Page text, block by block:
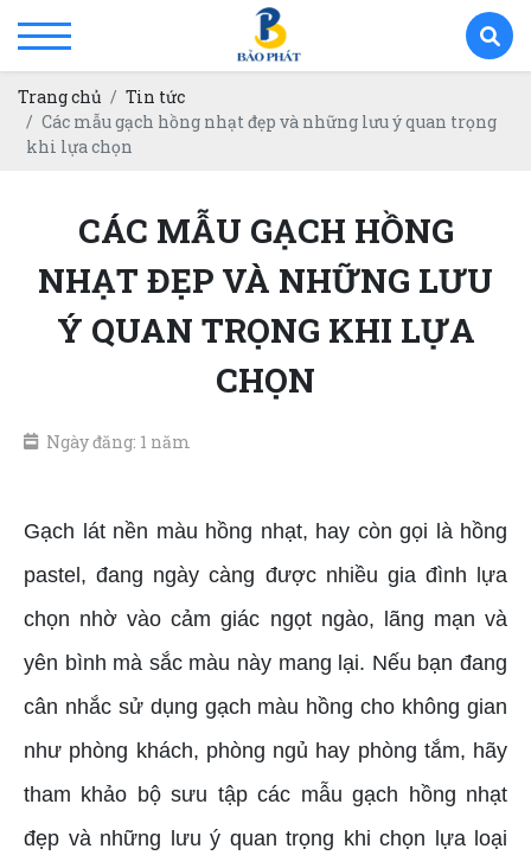
Trang chủ
Tin tức
Các mẫu gạch hồng nhạt đẹp và những lưu ý quan trọng
khi lựa chọn
CÁC MẪU GẠCH HỒNG
NHẠT ĐẸP VÀ NHỮNG LƯU
Ý QUAN TRỌNG KHI LỰA
CHỌN
Ngày đăng: 1 năm
Gạch lát nền màu hồng nhạt, hay còn gọi là hồng
pastel, đang ngày càng được nhiều gia đình lựa
chọn nhờ vào cảm giác ngọt ngào, lãng mạn và
yên bình mà sắc màu này mang lại. Nếu bạn đang
cân nhắc sử dụng gạch màu hồng cho không gian
như phòng khách, phòng ngủ hay phòng tắm, hãy
tham khảo bộ sưu tập các mẫu gạch hồng nhạt
đẹp và những lưu ý quan trọng khi chọn lựa loại